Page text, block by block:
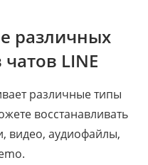
различных
LINE
различные типы
восстанавливать
видео, аудиофайлы,